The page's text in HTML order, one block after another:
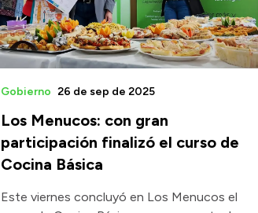
Los Menucos: con gran
participación finalizó el curso de
Cocina Básica
Gobierno 26 de sep de 2025
Este viernes concluyó en Los Menucos el